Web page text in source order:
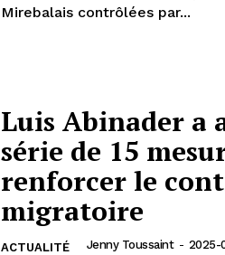
Mirebalais contrôlées par...
Luis Abinader a
série de 15
renforcer le
migratoire
ACTUALITÉ Jenny Toussaint - 2025-